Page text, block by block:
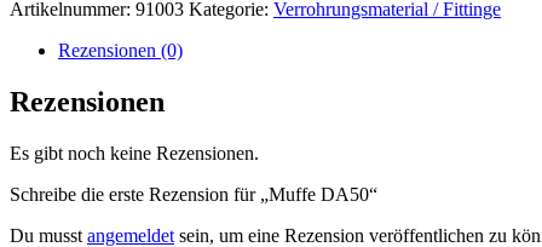
Artikelnummer: 91003 Kategorie: Verrohrungsmaterial / Fittinge
Rezensionen (0)
Rezensionen
Es gibt noch keine Rezensionen.
Schreibe die erste Rezension für „Muffe DA50“
Du musst angemeldet sein, um eine Rezension veröffentlichen zu